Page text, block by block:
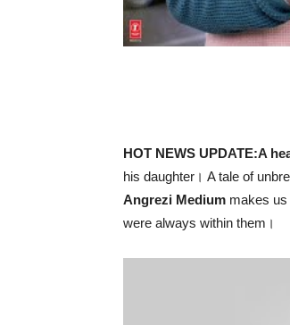
HOT NEWS UPDATE:A
his daughter। A tale of
Angrezi Medium makes
were always within them।